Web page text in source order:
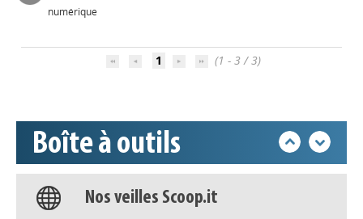
numérique
1 (1 - 3 / 3)
Boîte à outils
Base documentaire
Nos veilles Scoop.it